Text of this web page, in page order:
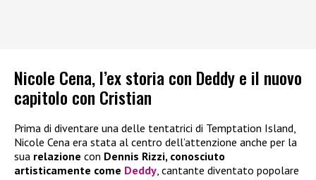
Nicole Cena, l’ex storia con Deddy e il nuovo
capitolo con Cristian
Prima di diventare una delle tentatrici di Temptation Island,
Nicole Cena era stata al centro dell’attenzione anche per la
sua relazione con Dennis Rizzi, conosciuto
artisticamente come Deddy, cantante diventato popolare